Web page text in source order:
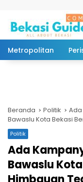
Metropolitan
Beranda Politik
Ada
Bawaslu Kota Bekasi
Politik
Ada
Bawaslu